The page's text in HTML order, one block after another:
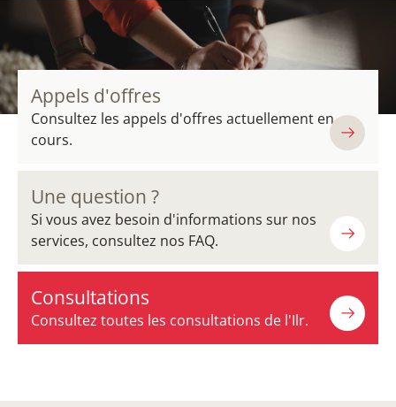
Appels d'offres
Consultez les appels d'offres actuellement en
cours.
Une question ?
Si vous avez besoin d'informations sur nos
services, consultez nos FAQ.
Consultations
Consultez toutes les consultations de l'Ilr.